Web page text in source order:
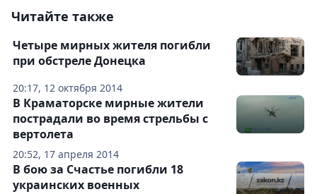
Читайте также
20:17, 12 октября 2014
Четыре мирных жителя погибли
при обстреле Донецка
20:52, 17 апреля 2014
В Краматорске мирные жители
пострадали во время стрельбы с
вертолета
В бою за Счастье погибли 18
украинских военных